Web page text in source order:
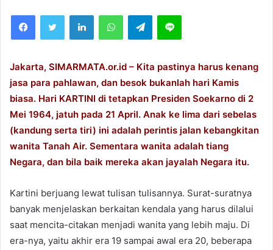
o
n
t
t
e
a
e
Telegram
Jakarta, SIMARMATA.or.id – Kita pastinya harus kenang
jasa para pahlawan, dan besok bukanlah hari Kamis
biasa. Hari KARTINI di tetapkan Presiden Soekarno di 2
Mei 1964, jatuh pada 21 April. Anak ke lima dari sebelas
(kandung serta tiri) ini adalah perintis jalan kebangkitan
wanita Tanah Air. Sementara wanita adalah tiang
Negara, dan bila baik mereka akan jayalah Negara itu.
Kartini berjuang lewat tulisan tulisannya. Surat-suratnya
banyak menjelaskan berkaitan kendala yang harus dilalui
saat mencita-citakan menjadi wanita yang lebih maju. Di
era-nya, yaitu akhir era 19 sampai awal era 20, beberapa